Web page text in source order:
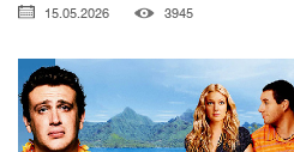
15.05.2026 3945